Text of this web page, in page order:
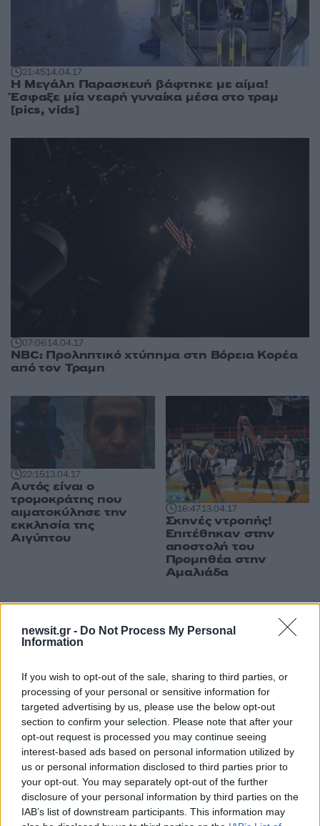
newsit.gr - Do Not Process My Personal
Information
If you wish to opt-out of the sale, sharing to third parties, or
processing of your personal or sensitive information for
targeted advertising by us, please use the below opt-out
section to confirm your selection. Please note that after your
opt-out request is processed you may continue seeing
interest-based ads based on personal information utilized by
us or personal information disclosed to third parties prior to
your opt-out. You may separately opt-out of the further
disclosure of your personal information by third parties on the
IAB’s list of downstream participants. This information may
21:4514.04.17
Η Μεγάλη Παρασκευή βάφτηκε με αίμα!
Έσφαξε μία νεαρή γυναίκα μέσα στο τραμ
[pics, vids]
07:0614.04.17
NBC: Προληπτικό χτύπημα στη Βόρεια Κορέα
από τον Τραμπ
22:1513.04.17
Αυτός είναι ο
τρομοκράτης που
αιματοκύλησε την
εκκλησία της
Αιγύπτου
16:4713.04.17
Σκηνές ντροπής!
Επιτέθηκαν στην
αποστολή του
Προμηθέα στην
Αμαλιάδα
ΔΙΑΦΗΜΙΣΗ